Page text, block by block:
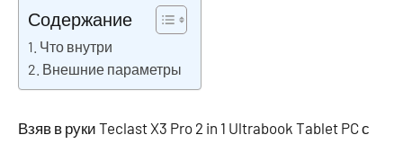
Содержание
Что внутри
Внешние параметры
Взяв в руки Teclast X3 Pro 2 in 1 Ultrabook Tablet PC с